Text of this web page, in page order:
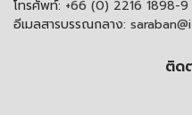
โทรศัพท์: +66 (0) 2216 1898-
อีเมลสารบรรณกลาง:
ติด